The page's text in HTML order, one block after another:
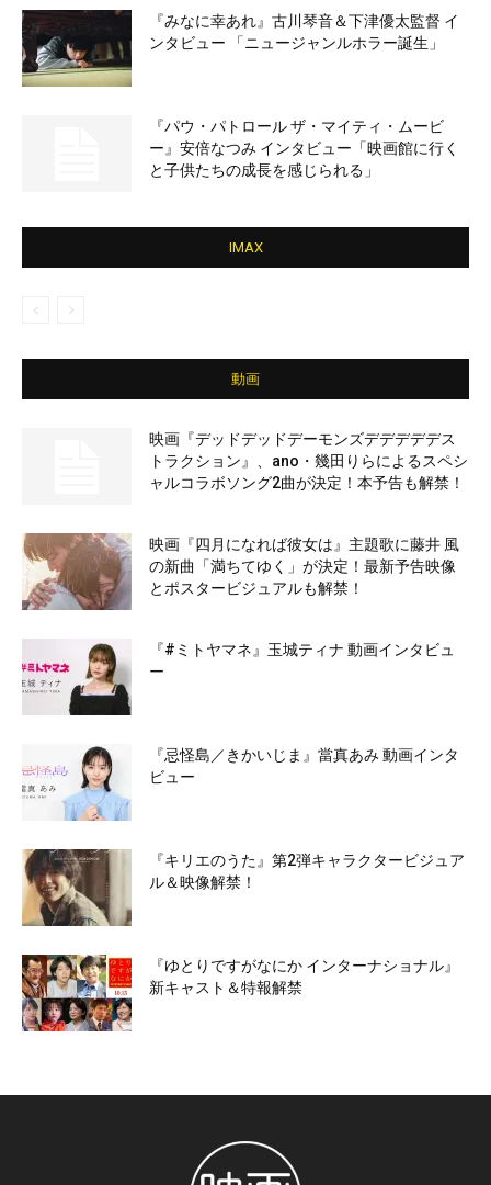
『みなに幸あれ』古川琴音＆下津優太監督 イ
ンタビュー 「ニュージャンルホラー誕生」
『パウ・パトロール ザ・マイティ・ムービ
ー』安倍なつみ インタビュー「映画館に行く
と子供たちの成長を感じられる」
IMAX
動画
映画『デッドデッドデーモンズデデデデデス
トラクション』、ano・幾田りらによるスペシ
ャルコラボソング2曲が決定！本予告も解禁！
映画『四月になれば彼女は』主題歌に藤井 風
の新曲「満ちてゆく」が決定！最新予告映像
とポスタービジュアルも解禁！
『#ミトヤマネ』玉城ティナ 動画インタビュ
ー
『忌怪島／きかいじま』當真あみ 動画インタ
ビュー
『キリエのうた』第2弾キャラクタービジュア
ル＆映像解禁！
『ゆとりですがなにか インターナショナル』
新キャスト＆特報解禁